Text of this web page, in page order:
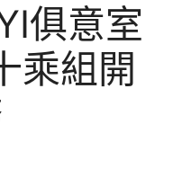
俱意室
乘組開